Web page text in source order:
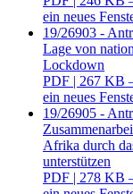
ein neues
19/26903 -
Lage von
Lockdown
PDF | 267 KB
ein neues
19/26905 -
Afrika durch
unterstützen
PDF | 278 KB